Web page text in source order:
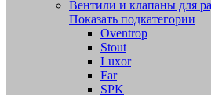
Вентили и клапаны для
Показать подкатегории
Oventrop
Stout
Luxor
Far
SPK